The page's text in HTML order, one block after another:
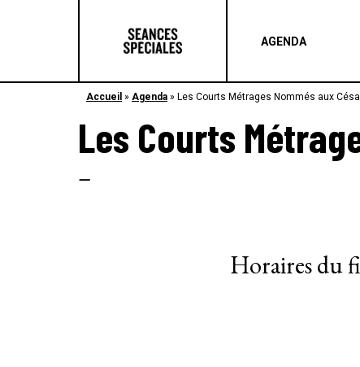
AGENDA
Accueil » Agenda » Les Courts Métrages Nommés aux
Les Courts
–
Horaires du